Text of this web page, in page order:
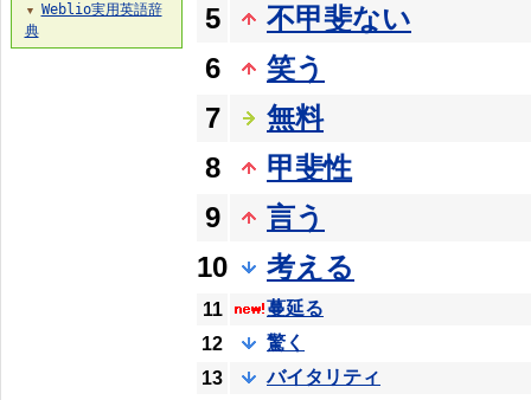
5
不甲斐ない
6
笑う
7
無料
8
甲斐性
9
言う
10
考える
11
蔓延る
12
驚く
13
バイタリティ
▼
Weblio実用英語辞
典